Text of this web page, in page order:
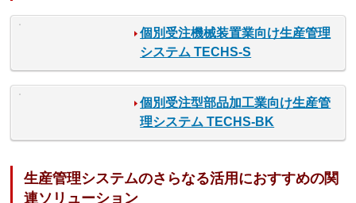
個別受注機械装置業向け生産管理
システム TECHS-S
個別受注型部品加工業向け生産管
理システム TECHS-BK
生産管理システムのさらなる活用におすすめの関
連ソリューション